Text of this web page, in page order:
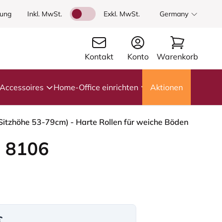
Inkl. MwSt. Exkl. MwSt. Germany
Kontakt Konto Warenkorb
Accessoires Home-Office einrichten Aktionen
53-79cm) - Harte Rollen für weiche Böden
8106